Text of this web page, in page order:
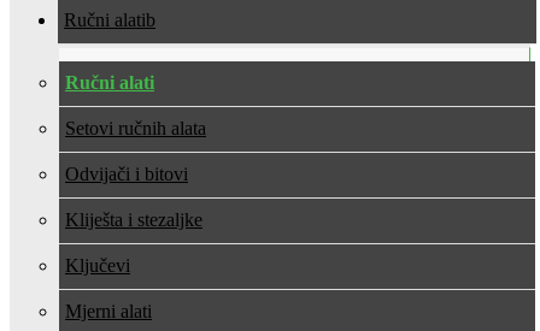
Ručni alati
Ručni alati
Setovi ručnih alata
Odvijači i bitovi
Kliješta i stezaljke
Ključevi
Mjerni alati